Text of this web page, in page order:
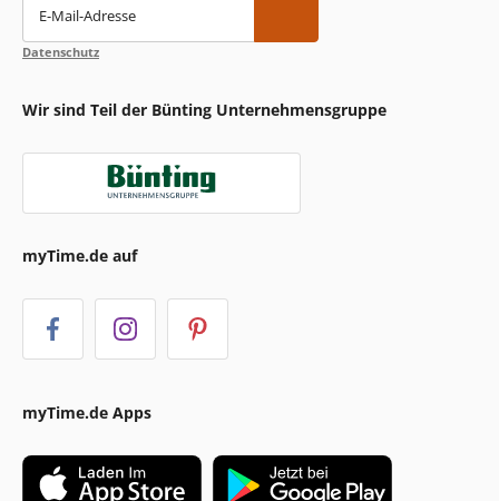
E-Mail-Adresse
Datenschutz
Wir sind Teil der Bünting Unternehmensgruppe
myTime.de auf
myTime.de Apps